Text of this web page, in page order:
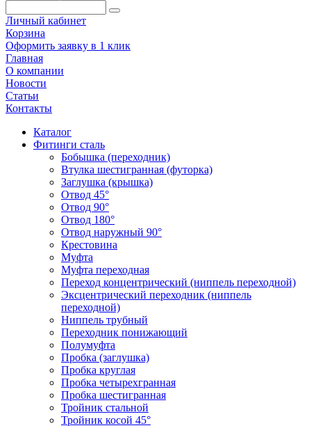
Личный кабинет
Корзина
Оформить заявку в 1 клик
Главная
О компании
Новости
Статьи
Контакты
Каталог
Фитинги сталь
Бобышка (переходник)
Втулка шестигранная (футорка)
Заглушка (крышка)
Отвод 45°
Отвод 90°
Отвод 180°
Отвод наружный 90°
Крестовина
Муфта
Муфта переходная
Переход концентрический (ниппель переходной)
Эксцентрический переходник (ниппель
переходной)
Ниппель трубный
Переходник понижающий
Полумуфта
Пробка (заглушка)
Пробка круглая
Пробка четырехгранная
Пробка шестигранная
Тройник стальной
Тройник косой 45°